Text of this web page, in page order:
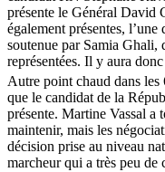
présente le Général David
également présentes,
soutenue par Samia Ghali,
représentées. Il y aura
Autre point chaud dans les
que le candidat de la
présente. Martine Vassal a
maintenir, mais les
décision prise au niveau
marcheur qui a très peu de